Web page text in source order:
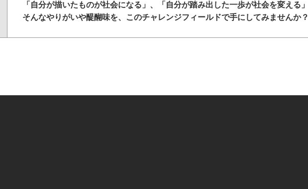
「自分が描いたものが社会になる」、「自分が踏み出した一歩が社会を変える」
そんなやりがいや醍醐味を、このチャレンジフィールドで手にしてみませんか？